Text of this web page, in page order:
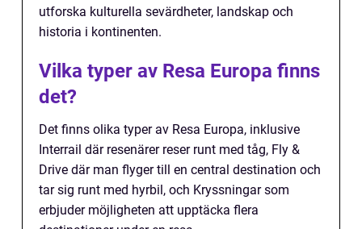
utforska kulturella sevärdheter, landskap och
historia i kontinenten.
Vilka typer av Resa Europa finns
det?
Det finns olika typer av Resa Europa, inklusive
Interrail där resenärer reser runt med tåg, Fly &
Drive där man flyger till en central destination och
tar sig runt med hyrbil, och Kryssningar som
erbjuder möjligheten att upptäcka flera